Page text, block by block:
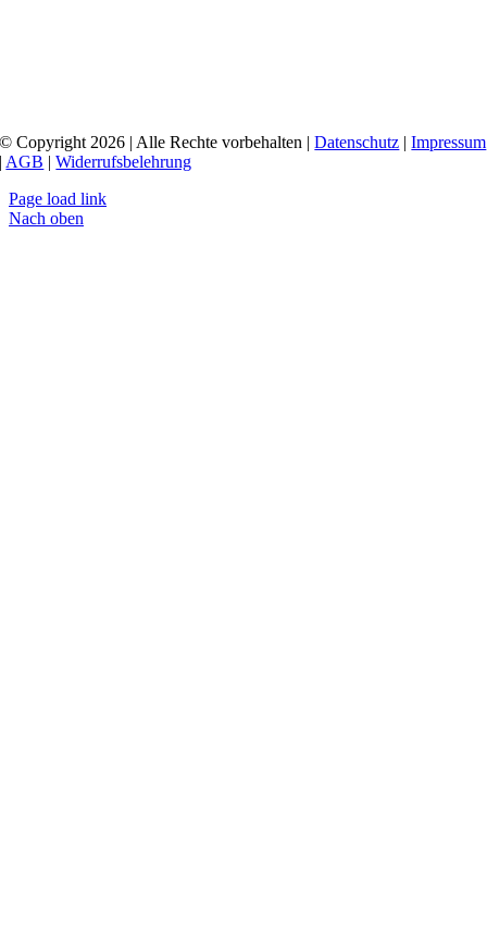
© Copyright 2026 | Alle Rechte vorbehalten |Datenschutz |Impressum
| AGB |Widerrufsbelehrung
Page load link
Nach oben